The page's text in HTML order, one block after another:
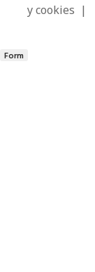
y cookies |
Form